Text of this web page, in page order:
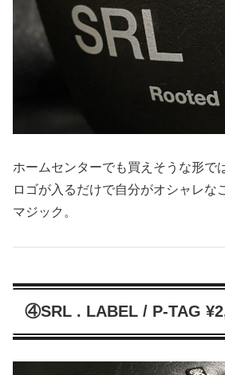
ホームセンターでも買えそうな形で
ロゴが入るだけで自分がオシャレな
マジック。
④SRL . LABEL / P-TAG